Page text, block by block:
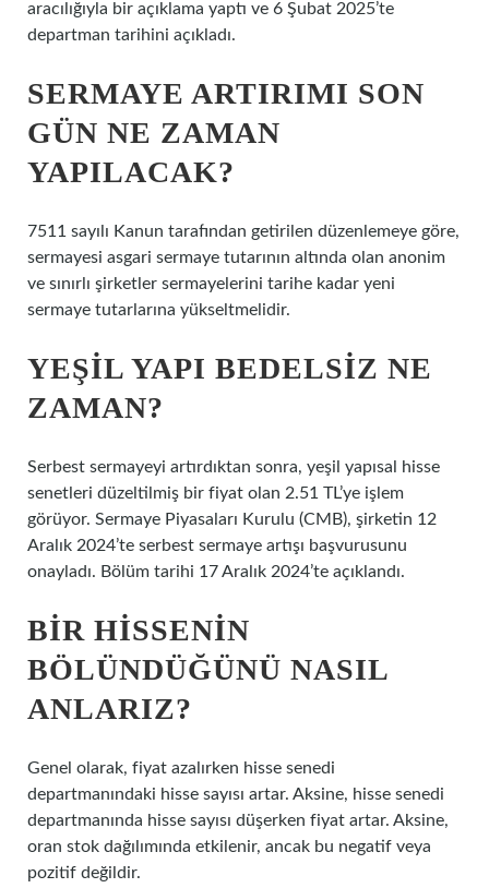
aracılığıyla bir açıklama yaptı ve 6 Şubat 2025’te
departman tarihini açıkladı.
SERMAYE ARTIRIMI SON
GÜN NE ZAMAN
YAPILACAK?
7511 sayılı Kanun tarafından getirilen düzenlemeye göre,
sermayesi asgari sermaye tutarının altında olan anonim
ve sınırlı şirketler sermayelerini tarihe kadar yeni
sermaye tutarlarına yükseltmelidir.
YEŞIL YAPI BEDELSIZ NE
ZAMAN?
Serbest sermayeyi artırdıktan sonra, yeşil yapısal hisse
senetleri düzeltilmiş bir fiyat olan 2.51 TL’ye işlem
görüyor. Sermaye Piyasaları Kurulu (CMB), şirketin 12
Aralık 2024’te serbest sermaye artışı başvurusunu
onayladı. Bölüm tarihi 17 Aralık 2024’te açıklandı.
BIR HISSENIN
BÖLÜNDÜĞÜNÜ NASIL
ANLARIZ?
Genel olarak, fiyat azalırken hisse senedi
departmanındaki hisse sayısı artar. Aksine, hisse senedi
departmanında hisse sayısı düşerken fiyat artar. Aksine,
oran stok dağılımında etkilenir, ancak bu negatif veya
pozitif değildir.